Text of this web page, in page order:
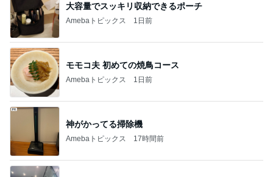
大容量でスッキリ収納できるポーチ
Amebaトピックス 1日前
モモコ夫 初めての焼鳥コース
Amebaトピックス 1日前
神がかってる掃除機
Amebaトピックス 17時間前